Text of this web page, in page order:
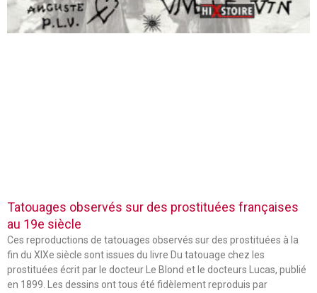
Tatouages observés sur des prostituées françaises
au 19e siècle
Ces reproductions de tatouages observés sur des prostituées à la
fin du XIXe siècle sont issues du livre Du tatouage chez les
prostituées écrit par le docteur Le Blond et le docteurs Lucas, publié
en 1899. Les dessins ont tous été fidèlement reproduis par